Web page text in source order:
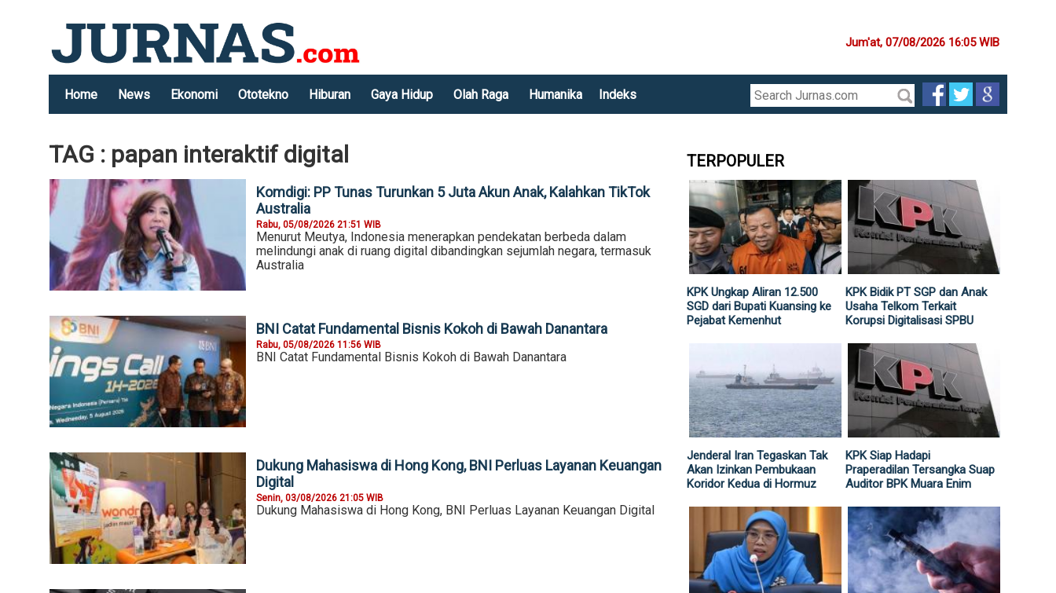
Jum'at, 07/08/2026 16:05 WIB
Home News Ekonomi Ototekno Hiburan Gaya Hidup Olah Raga Humanika Indeks
TAG : papan interaktif digital
Komdigi: PP Tunas Turunkan 5 Juta Akun Anak, Kalahkan TikTok
Australia
Rabu, 05/08/2026 21:51 WIB
Menurut Meutya, Indonesia menerapkan pendekatan berbeda dalam
melindungi anak di ruang digital dibandingkan sejumlah negara, termasuk
Australia
BNI Catat Fundamental Bisnis Kokoh di Bawah Danantara
Rabu, 05/08/2026 11:56 WIB
BNI Catat Fundamental Bisnis Kokoh di Bawah Danantara
Dukung Mahasiswa di Hong Kong, BNI Perluas Layanan Keuangan
Digital
Senin, 03/08/2026 21:05 WIB
Dukung Mahasiswa di Hong Kong, BNI Perluas Layanan Keuangan Digital
TERPOPULER
KPK Ungkap Aliran 12.500
SGD dari Bupati Kuansing ke
Pejabat Kemenhut
KPK Bidik PT SGP dan Anak
Usaha Telkom Terkait
Korupsi Digitalisasi SPBU
Jenderal Iran Tegaskan Tak
Akan Izinkan Pembukaan
Koridor Kedua di Hormuz
KPK Siap Hadapi
Praperadilan Tersangka Suap
Auditor BPK Muara Enim